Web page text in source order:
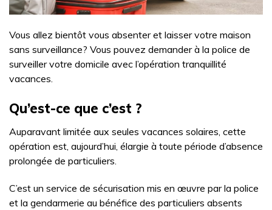
Vous allez bientôt vous absenter et laisser votre maison
sans surveillance? Vous pouvez demander à la police de
surveiller votre domicile avec l’opération tranquillité
vacances.
Qu’est-ce que c’est ?
Auparavant limitée aux seules vacances solaires, cette
opération est, aujourd’hui, élargie à toute période d’absence
prolongée de particuliers.
C’est un service de sécurisation mis en œuvre par la police
et la gendarmerie au bénéfice des particuliers absents